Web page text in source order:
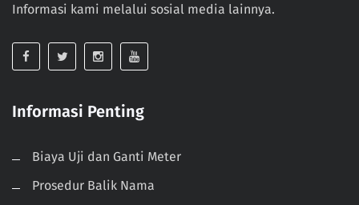
Informasi kami melalui sosial media lainnya.
Informasi Penting
Biaya Uji dan Ganti Meter
Prosedur Balik Nama